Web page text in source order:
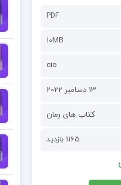
PDF
10MB
cio
13 دسامبر 2022
کتاب های رمان
1165 بازدید